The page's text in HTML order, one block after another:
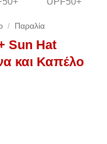
/ Παραλία
Sun Hat
και Καπέλο